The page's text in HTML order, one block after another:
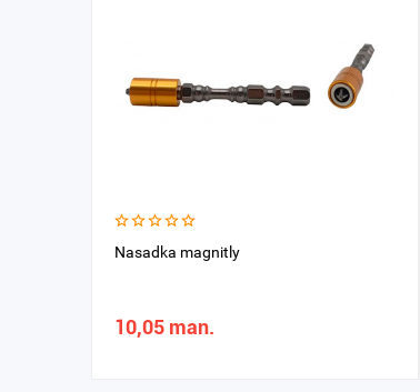
Nasadka magnitly
10,05 man.